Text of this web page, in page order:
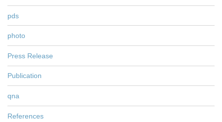
pds
photo
Press Release
Publication
qna
References